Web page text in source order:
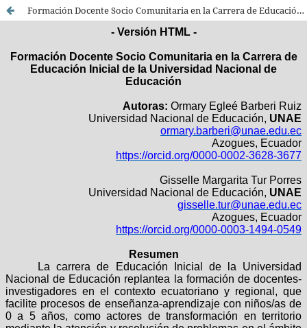
Formación Docente Socio Comunitaria en la Carrera de Educación Inicial de la Universidad Nacional de Educación